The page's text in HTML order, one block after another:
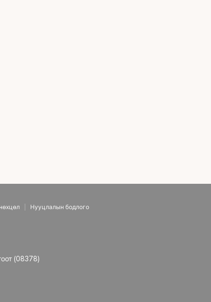
Нууцлалын бодлого
(08378)